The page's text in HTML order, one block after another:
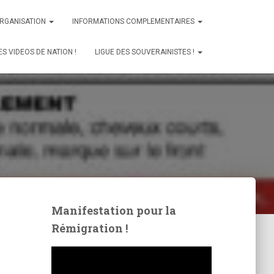
INFORMATIONS COMPLEMENTAIRES
VIDEOS DE NATION ! LIGUE DES SOUVERAINISTES !
Manifestation pour la
Rémigration !